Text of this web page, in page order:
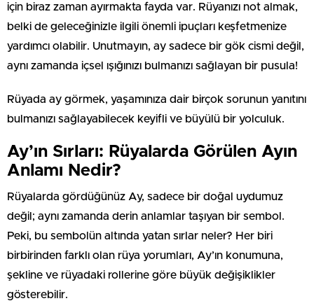
için biraz zaman ayırmakta fayda var. Rüyanızı not almak,
belki de geleceğinizle ilgili önemli ipuçları keşfetmenize
yardımcı olabilir. Unutmayın, ay sadece bir gök cismi değil,
aynı zamanda içsel ışığınızı bulmanızı sağlayan bir pusula!
Rüyada ay görmek, yaşamınıza dair birçok sorunun yanıtını
bulmanızı sağlayabilecek keyifli ve büyülü bir yolculuk.
Ay’ın Sırları: Rüyalarda Görülen Ayın
Anlamı Nedir?
Rüyalarda gördüğünüz Ay, sadece bir doğal uydumuz
değil; aynı zamanda derin anlamlar taşıyan bir sembol.
Peki, bu sembolün altında yatan sırlar neler? Her biri
birbirinden farklı olan rüya yorumları, Ay’ın konumuna,
şekline ve rüyadaki rollerine göre büyük değişiklikler
gösterebilir.